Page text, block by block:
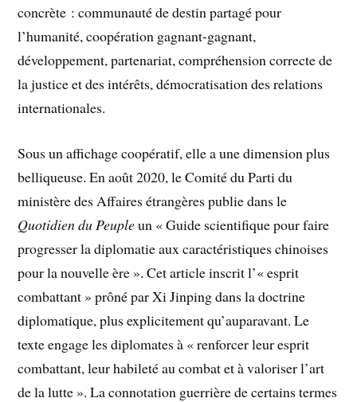
concrète : communauté de destin partagé pour
l’humanité, coopération gagnant-gagnant,
développement, partenariat, compréhension correcte de
la justice et des intérêts, démocratisation des relations
internationales.
Sous un affichage coopératif, elle a une dimension plus
belliqueuse. En août 2020, le Comité du Parti du
ministère des Affaires étrangères publie dans le
Quotidien du Peupleun « Guide scientifique pour faire
progresser la diplomatie aux caractéristiques chinoises
pour la nouvelle ère ». Cet article inscrit l’« esprit
combattant » prôné par Xi Jinping dans la doctrine
diplomatique, plus explicitement qu’auparavant. Le
texte engage les diplomates à « renforcer leur esprit
combattant, leur habileté au combat et à valoriser l’art
de la lutte ». La connotation guerrière de certains termes